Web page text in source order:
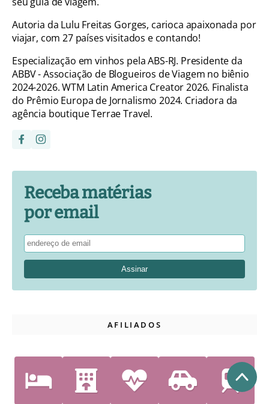
Autoria da Lulu Freitas Gorges, carioca apaixonada por
viajar, com 27 países visitados e contando!
Especialização em vinhos pela ABS-RJ. Presidente da
ABBV - Associação de Blogueiros de Viagem no biênio
2024-2026. WTM Latin America Creator 2026. Finalista
do Prêmio Europa de Jornalismo 2024. Criadora da
agência boutique Terrae Travel.
Receba matérias
por email
AFILIADOS